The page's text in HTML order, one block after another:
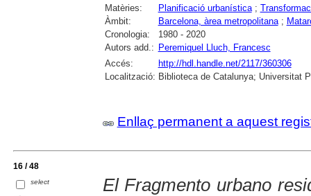
Matèries: Planificació urbanística;
Àmbit:
Barcelona, àrea metropolitana;
Cronologia:
1980 - 2020
Autors add.: Peremiquel Lluch, Francesc
Accés:
http://hdl.handle.net/2117/360306
Localització: Biblioteca de Catalunya; Universitat
Enllaç permanent a aquest
16 / 48
select
El Fragmento urbano